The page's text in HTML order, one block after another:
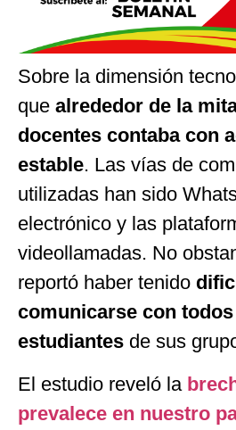
Sobre la dimensión
que alrededor de la
docentes contaba con
estable. Las vías de
utilizadas han sido
electrónico y las
videollamadas. No
reportó haber tenido
comunicarse con
estudiantes de sus
El estudio reveló la
prevalece en nuestro